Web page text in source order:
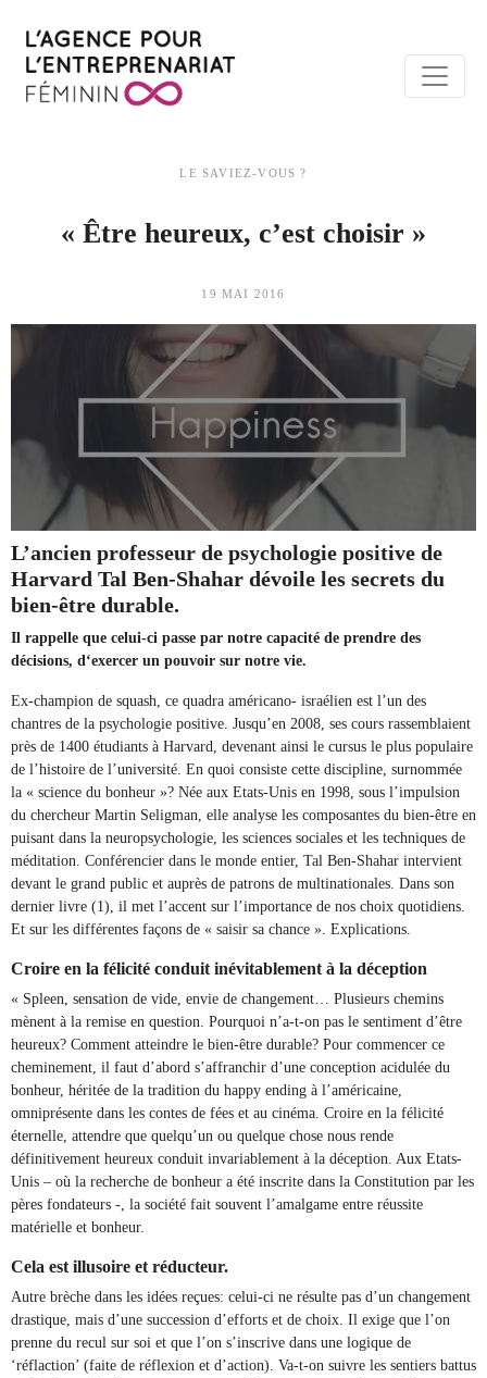
LE SAVIEZ-VOUS ?
« Être heureux, c’est choisir »
19 MAI 2016
L’ancien professeur de psychologie positive de
Harvard Tal Ben-Shahar dévoile les secrets du
bien-être durable.
Il rappelle que celui-ci passe par notre capacité de prendre des
décisions, d‘exercer un pouvoir sur notre vie.
Ex-champion de squash, ce quadra américano- israélien est l’un des
chantres de la psychologie positive. Jusqu’en 2008, ses cours rassemblaient
près de 1400 étudiants à Harvard, devenant ainsi le cursus le plus populaire
de l’histoire de l’université. En quoi consiste cette discipline, surnommée
la « science du bonheur »? Née aux Etats-Unis en 1998, sous l’impulsion
du chercheur Martin Seligman, elle analyse les composantes du bien-être en
puisant dans la neuropsychologie, les sciences sociales et les techniques de
méditation. Conférencier dans le monde entier, Tal Ben-Shahar intervient
devant le grand public et auprès de patrons de multinationales. Dans son
dernier livre (1), il met l’accent sur l’importance de nos choix quotidiens.
Et sur les différentes façons de « saisir sa chance ». Explications.
Croire en la félicité conduit inévitablement à la déception
« Spleen, sensation de vide, envie de changement… Plusieurs chemins
mènent à la remise en question. Pourquoi n’a-t-on pas le sentiment d’être
heureux? Comment atteindre le bien-être durable? Pour commencer ce
cheminement, il faut d’abord s’affranchir d’une conception acidulée du
bonheur, héritée de la tradition du happy ending à l’américaine,
omniprésente dans les contes de fées et au cinéma. Croire en la félicité
éternelle, attendre que quelqu’un ou quelque chose nous rende
définitivement heureux conduit invariablement à la déception. Aux Etats-
Unis – où la recherche de bonheur a été inscrite dans la Constitution par les
pères fondateurs -, la société fait souvent l’amalgame entre réussite
matérielle et bonheur.
Cela est illusoire et réducteur.
Autre brèche dans les idées reçues: celui-ci ne résulte pas d’un changement
drastique, mais d’une succession d’efforts et de choix. Il exige que l’on
prenne du recul sur soi et que l’on s’inscrive dans une logique de
‘réflaction’ (faite de réflexion et d’action). Va-t-on suivre les sentiers battus